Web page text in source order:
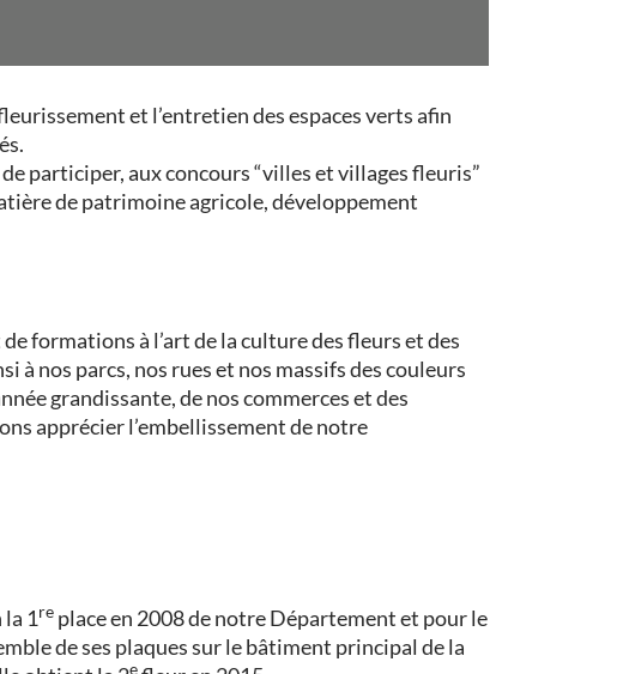
et l’entretien des espaces verts afin
participer, aux concours “villes et villages fleuris”
de patrimoine agricole, développement
formations à l’art de la culture des fleurs et des
nos parcs, nos rues et nos massifs des couleurs
grandissante, de nos commerces et des
apprécier l’embellissement de notre
la 1re place en 2008 de notre Département et pour le
de ses plaques sur le bâtiment principal de la
e